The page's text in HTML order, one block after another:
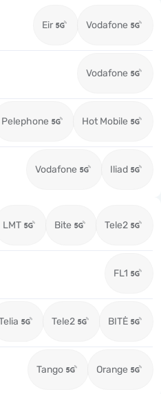
Eir Vodafone
Vodafone
Pelephone Hot Mobile
Vodafone Iliad
LMT Bite Tele2
FL1
Tele2 BITĖ
Tango Orange